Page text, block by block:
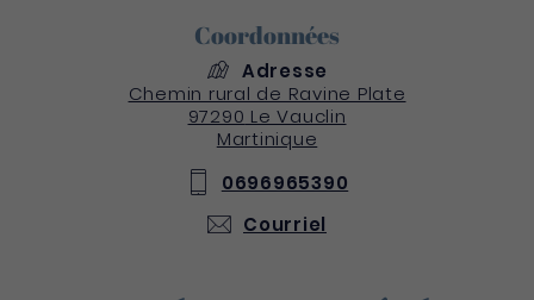
Coordonnées
Adresse
Chemin rural de Ravine Plate
97290 Le Vauclin
Martinique
0696965390
Courriel